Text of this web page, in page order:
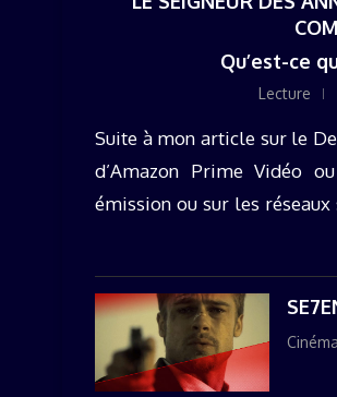
Qu’est-ce
Lecture
Suite à mon article sur le
d’Amazon Prime Vidéo
émission ou sur les
Cinéma